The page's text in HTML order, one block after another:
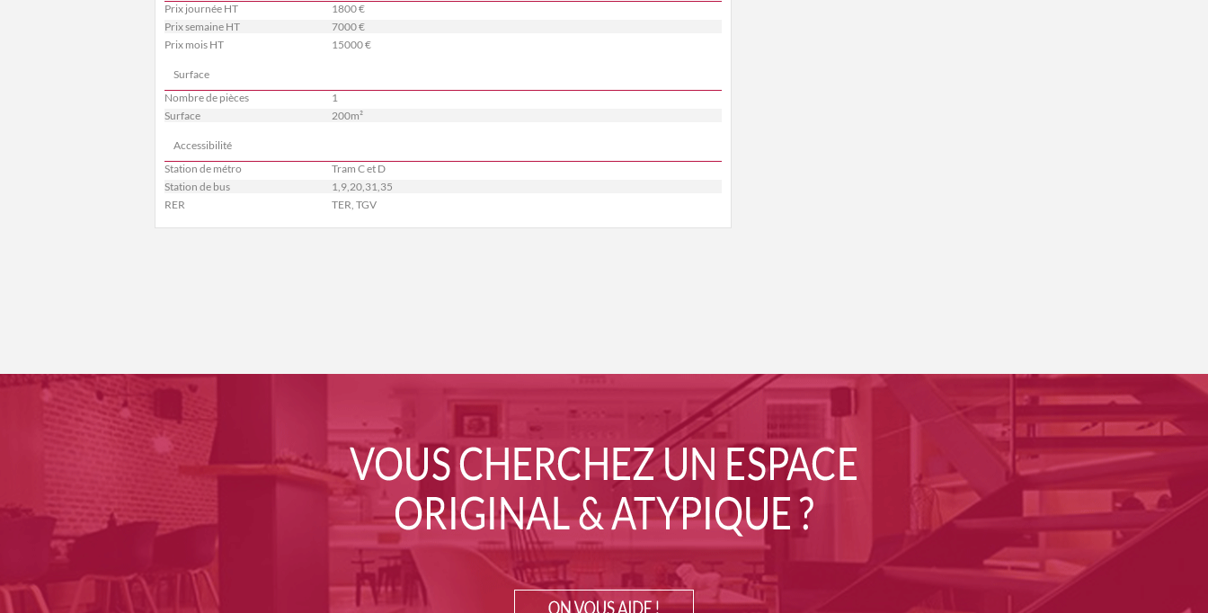
Prix journée HT
1800 €
Prix semaine HT
7000 €
Prix mois HT
15000 €
Surface
Nombre de pièces
1
Surface
200m²
Accessibilité
Station de métro
Tram C et D
Station de bus
1,9,20,31,35
RER
TER, TGV